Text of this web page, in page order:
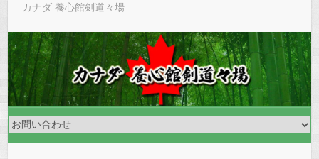
カナダ 養心館剣道々場